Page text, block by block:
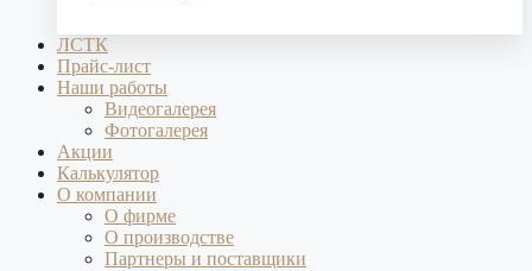
ЛСТК
Прайс-лист
Наши работы
Видеогалерея
Фотогалерея
Акции
Калькулятор
О компании
О фирме
О производстве
Партнеры и поставщики